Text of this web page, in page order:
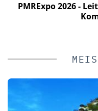
PMRExpo 2026 -